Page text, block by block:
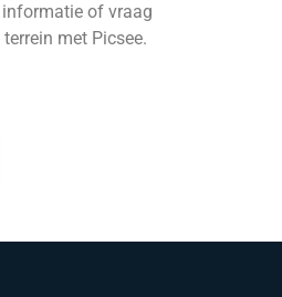
of vraag
met Picsee.